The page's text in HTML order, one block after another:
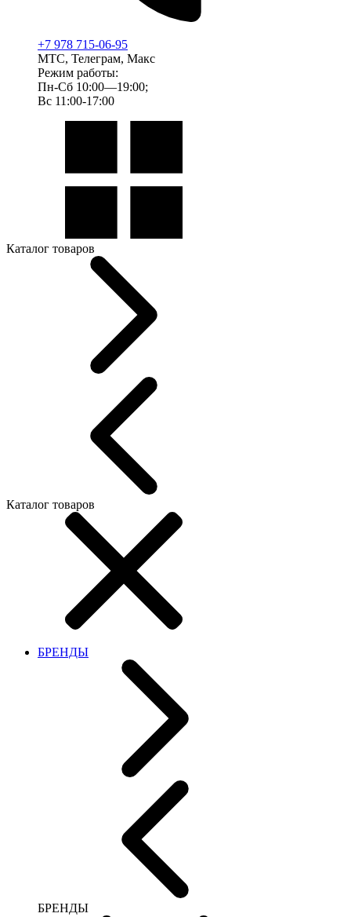
+7 978 715-06-95
МТС, Телеграм, Макс
Режим работы:
Пн-Сб 10:00—19:00;
Вс 11:00-17:00
Каталог товаров
Каталог товаров
БРЕНДЫ
БРЕНДЫ